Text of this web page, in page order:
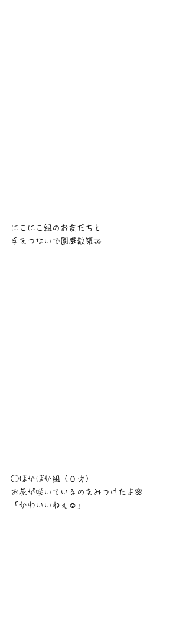
にこにこ組のお友だちと
手をつないで園庭散策🤝
◯ぽかぽか組（０才）
お花が咲いているのをみつけたよ🌸
「かわいいねぇ☺️」